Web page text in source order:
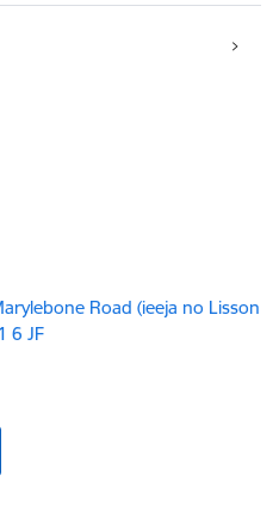
Road (ieeja no Lisson
6 JF